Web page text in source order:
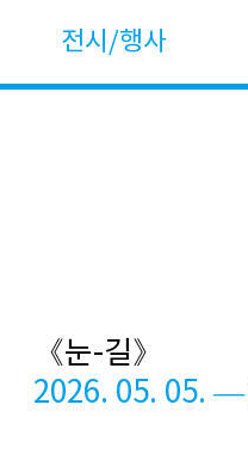
전시/행사
《눈-길》
2026. 05. 05. —